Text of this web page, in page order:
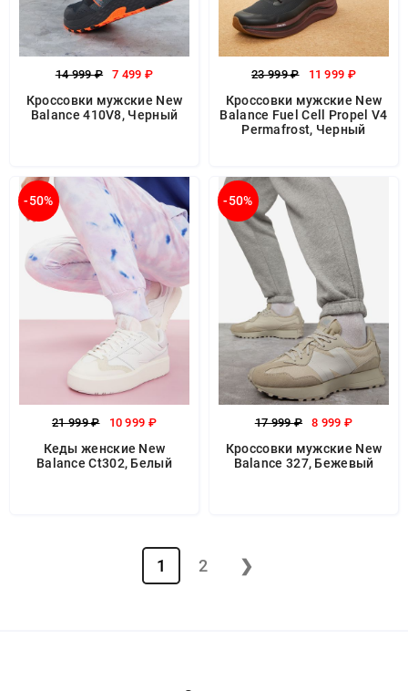
14 999 ₽ 7 499 ₽
Кроссовки мужские New
Balance 410V8, Черный
23 999 ₽ 11 999 ₽
Кроссовки мужские New
Balance Fuel Cell Propel V4
Permafrost, Черный
-50%
21 999 ₽ 10 999 ₽
Кеды женские New
Balance Ct302, Белый
-50%
17 999 ₽ 8 999 ₽
Кроссовки мужские New
Balance 327, Бежевый
1 2 ❯